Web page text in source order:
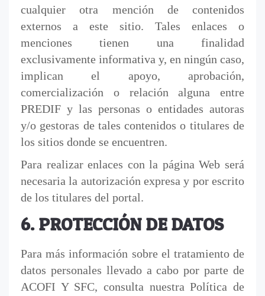
cualquier otra mención de contenidos
externos a este sitio. Tales enlaces o
menciones tienen una finalidad
exclusivamente informativa y, en ningún caso,
implican el apoyo, aprobación,
comercialización o relación alguna entre
PREDIF y las personas o entidades autoras
y/o gestoras de tales contenidos o titulares de
los sitios donde se encuentren.
Para realizar enlaces con la página Web será
necesaria la autorización expresa y por escrito
de los titulares del portal.
6. PROTECCIÓN DE DATOS
Para más información sobre el tratamiento de
datos personales llevado a cabo por parte de
ACOFI Y SFC, consulta nuestra Política de